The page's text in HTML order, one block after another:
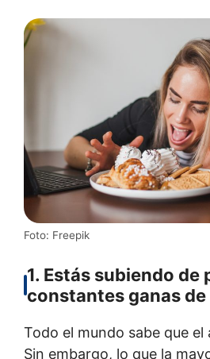
Foto: Freepik
1. Estás subiendo de
constantes ganas
Todo el mundo sabe que el
Sin embargo, lo que la